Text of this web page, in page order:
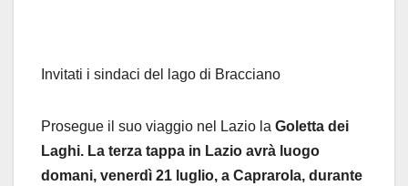
Invitati i sindaci del lago di Bracciano
Prosegue il suo viaggio nel Lazio la Goletta dei
Laghi. La terza tappa in Lazio avrà luogo
domani, venerdì 21 luglio, a Caprarola, durante